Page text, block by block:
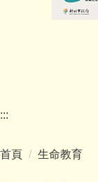
學生活動
:::
首頁 生命教育